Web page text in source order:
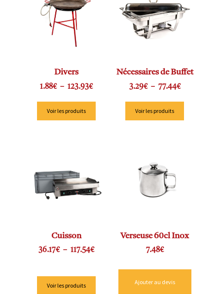
Divers
1.88€ – 123.93€
Voir les produits
Nécessaires de Buffet
3.29€ – 77.44€
Voir les produits
Cuisson
36.17€ – 117.54€
Voir les produits
Verseuse 60cl Inox
7.48€
Ajouter au devis